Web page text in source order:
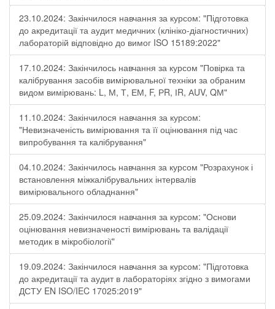
23.10.2024: Закінчилося навчання за курсом: "Підготовка
до акредитації та аудит медичних (клініко-діагностичних)
лабораторій відповідно до вимог ISO 15189:2022"
17.10.2024: Закінчилось навчання за курсом "Повірка та
калібрування засобів вимірювальної техніки за обраним
видом вимірювань: L, М, Т, ЕМ, F, РR, ІR, АUV, QМ"
11.10.2024: Закінчилося навчання за курсом:
"Невизначеність вимірювання та її оцінювання під час
випробування та калібрування"
04.10.2024: Закінчилось навчання за курсом "Розрахунок і
встановлення міжкалібрувальних інтервалів
вимірювального обладнання"
25.09.2024: Закінчилося навчання за курсом: "Основи
оцінювання невизначеності вимірювань та валідації
методик в мікробіології"
19.09.2024: Закінчилося навчання за курсом: "Підготовка
до акредитації та аудит в лабораторіях згідно з вимогами
ДСТУ EN ISO/IEC 17025:2019"